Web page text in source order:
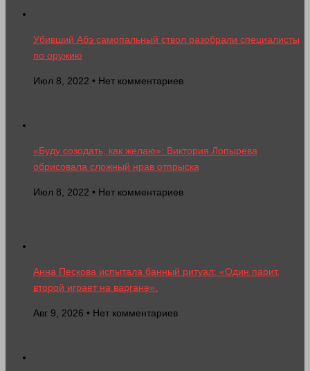
Убивший Абэ самопальный ствол разобрали специалисты
по оружию
Июл 8, 2022 • Нет комментариев
«Буду созодать, как желаю»: Виктория Лопырева
обрисовала сложный нрав отпрыска
Июл 8, 2022 • Нет комментариев
Анна Пескова испытала банный ритуал: «Один парит,
второй играет на варгане».
Авг 9, 2026 • Нет комментариев